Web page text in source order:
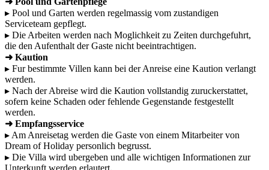
▸ Pool und Garten werden regelmassig vom zustandigen
Serviceteam gepflegt.
▸ Die Arbeiten werden nach Moglichkeit zu Zeiten durchgefuhrt,
die den Aufenthalt der Gaste nicht beeintrachtigen.
➜ Kaution
▸ Fur bestimmte Villen kann bei der Anreise eine Kaution verlangt
werden.
▸ Nach der Abreise wird die Kaution vollstandig zuruckerstattet,
sofern keine Schaden oder fehlende Gegenstande festgestellt
werden.
➜ Empfangsservice
▸ Am Anreisetag werden die Gaste von einem Mitarbeiter von
Dream of Holiday personlich begrusst.
▸ Die Villa wird ubergeben und alle wichtigen Informationen zur
Unterkunft werden erlautert.